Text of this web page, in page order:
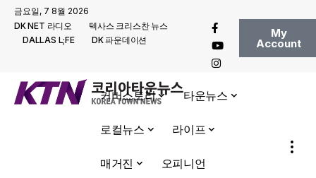
금요일, 7 8월 2026
DK NET 라디오
텍사스 크리스찬 뉴스
DALLAS L;FE
DK 파운데이션
My
Account
커버스토리 타운뉴스
로컬뉴스 라이프
매거진 오피니언